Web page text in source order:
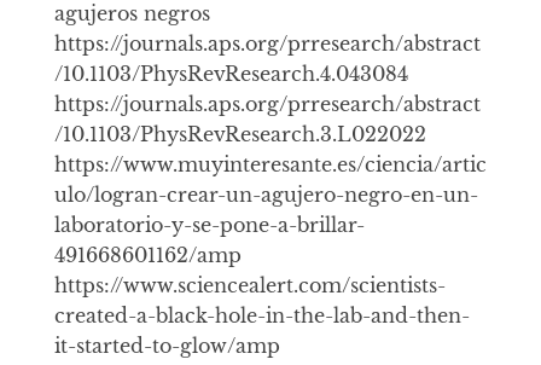
agujeros negros
https://journals.aps.org/prresearch/abstract
/10.1103/PhysRevResearch.4.043084
https://journals.aps.org/prresearch/abstract
/10.1103/PhysRevResearch.3.L022022
https://www.muyinteresante.es/ciencia/artic
ulo/logran-crear-un-agujero-negro-en-un-
laboratorio-y-se-pone-a-brillar-
491668601162/amp
https://www.sciencealert.com/scientists-
created-a-black-hole-in-the-lab-and-then-
it-started-to-glow/amp